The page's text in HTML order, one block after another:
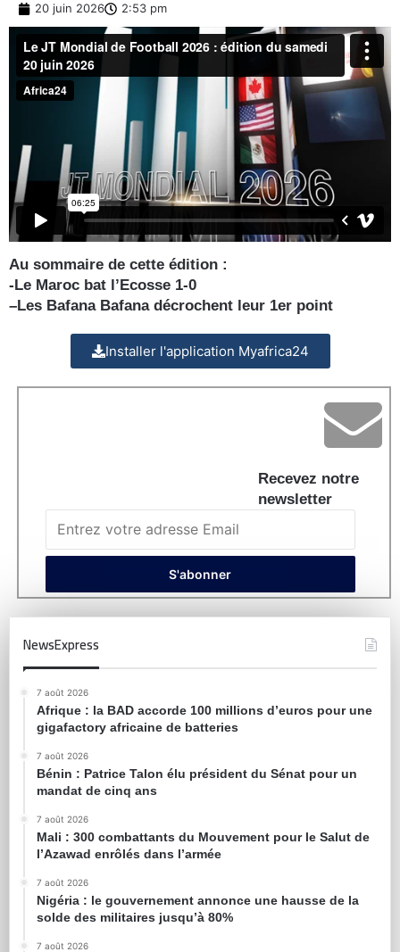
20 juin 2026 2:53 pm
Au sommaire de cette édition :
-Le Maroc bat l’Ecosse 1-0
–Les Bafana Bafana décrochent leur 1er point
Installer l'application Myafrica24
Recevez notre
newsletter
NewsExpress
7 août 2026
Afrique : la BAD accorde 100 millions d’euros pour une
gigafactory africaine de batteries
7 août 2026
Bénin : Patrice Talon élu président du Sénat pour un
mandat de cinq ans
7 août 2026
Mali : 300 combattants du Mouvement pour le Salut de
l’Azawad enrôlés dans l’armée
7 août 2026
Nigéria : le gouvernement annonce une hausse de la
solde des militaires jusqu’à 80%
7 août 2026